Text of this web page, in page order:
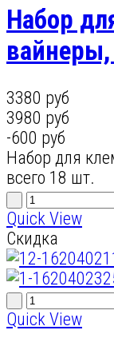
Набор
3380 руб
3980 руб
-600 руб
Набор для
всего 18 шт.
Quick View
Скидка
Quick View